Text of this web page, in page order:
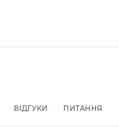
ВІДГУКИ ПИТАННЯ